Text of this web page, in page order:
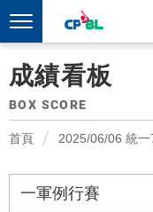
成績看板
BOX SCORE
首頁 2025/06/06 統